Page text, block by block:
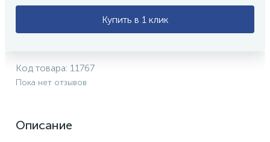
Купить в 1 клик
Код товара: 11767
Пока нет отзывов
Описание